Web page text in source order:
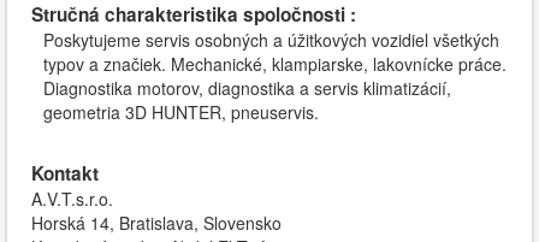
Stručná charakteristika spoločnosti :
Poskytujeme servis osobných a úžitkových vozidiel všetkých
typov a značiek. Mechanické, klampiarske, lakovnícke práce.
Diagnostika motorov, diagnostika a servis klimatizácií,
geometria 3D HUNTER, pneuservis.
Kontakt
A.V.T.s.r.o.
Horská 14, Bratislava, Slovensko